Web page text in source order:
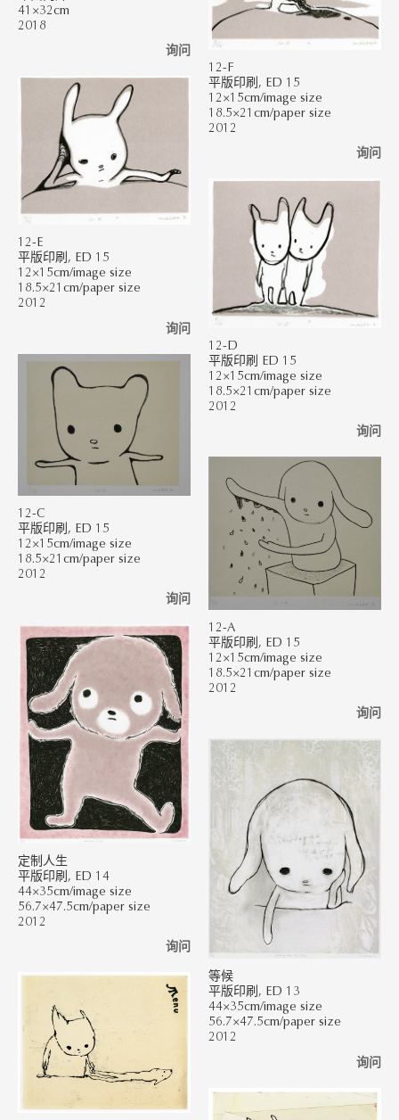
41×32cm
2018
询问
12-F
平版印刷, ED 15
12×15cm/image size
18.5×21cm/paper size
2012
询问
12-E
平版印刷, ED 15
12×15cm/image size
18.5×21cm/paper size
2012
询问
12-D
平版印刷 ED 15
12×15cm/image size
18.5×21cm/paper size
2012
询问
12-C
平版印刷, ED 15
12×15cm/image size
18.5×21cm/paper size
2012
询问
12-A
平版印刷, ED 15
12×15cm/image size
18.5×21cm/paper size
2012
询问
定制人生
平版印刷, ED 14
44×35cm/image size
56.7×47.5cm/paper size
2012
询问
等候
平版印刷, ED 13
44×35cm/image size
56.7×47.5cm/paper size
2012
询问